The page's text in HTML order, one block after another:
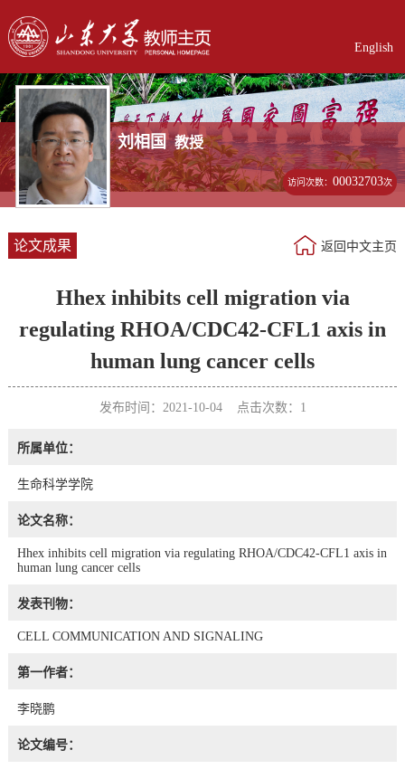
English
刘相国 教授
访问次数：00032703次
论文成果 返回中文主页
Hhex inhibits cell migration via
regulating RHOA/CDC42-CFL1 axis in
human lung cancer cells
发布时间：2021-10-04 点击次数： 1
所属单位：
生命科学学院
论文名称：
Hhex inhibits cell migration via regulating RHOA/CDC42-CFL1 axis in
human lung cancer cells
发表刊物：
CELL COMMUNICATION AND SIGNALING
第一作者：
李晓鹏
论文编号：